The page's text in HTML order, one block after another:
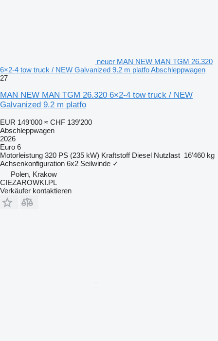
neuer MAN NEW MAN TGM 26.320
6×2-4 tow truck / NEW Galvanized 9.2 m platfo Abschleppwagen
27
MAN NEW MAN TGM 26.320 6×2-4 tow truck / NEW
Galvanized 9.2 m platfo
EUR 149’000 ≈ CHF 139’200
Abschleppwagen
2026
Euro 6
Motorleistung 320 PS (235 kW) Kraftstoff Diesel Nutzlast 16’460 kg
Achsenkonfiguration 6x2 Seilwinde ✓
Polen, Krakow
CIEZAROWKI.PL
Verkäufer kontaktieren